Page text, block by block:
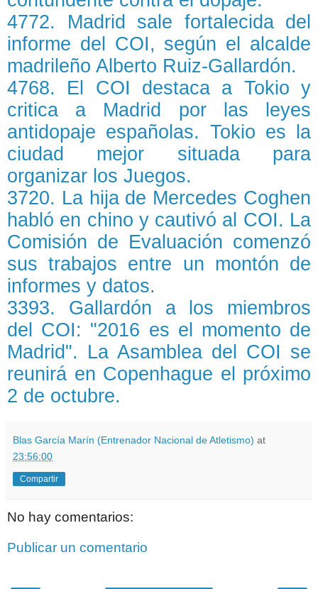
4772. Madrid sale fortalecida del
informe del COI, según el alcalde
madrileño Alberto Ruiz-Gallardón.
4768. El COI destaca a Tokio y
critica a Madrid por las leyes
antidopaje españolas. Tokio es la
ciudad mejor situada para
organizar los Juegos.
3720. La hija de Mercedes Coghen
habló en chino y cautivó al COI. La
Comisión de Evaluación comenzó
sus trabajos entre un montón de
informes y datos.
3393. Gallardón a los miembros
del COI: "2016 es el momento de
Madrid". La Asamblea del COI se
reunirá en Copenhague el próximo
2 de octubre.
Blas García Marín (Entrenador Nacional de Atletismo) at
23:56:00
Compartir
No hay comentarios:
Publicar un comentario